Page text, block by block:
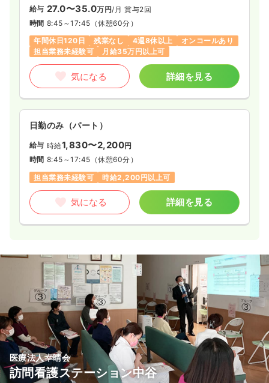
給与 27.0〜35.0万円/月 賞与2回
時間 8:45～17:45 （休憩60分）
年間休日120日
残業なし 4週8休以上
オンコールあり
担当業務未経験可
月給35万円以上可
気になる 詳細を見る
日勤のみ（パート）
給与 時給1,830〜2,200円
時間 8:45～17:45 （休憩60分）
担当業務未経験可
時給2,200円以上可
気になる 詳細を見る
医療法人幸晴会
訪問看護ステーション中谷